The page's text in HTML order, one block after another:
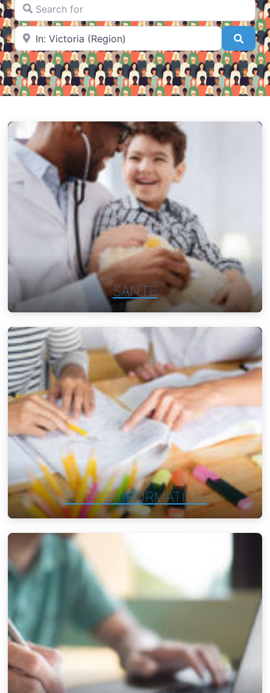
Near
SANTÉ
COURS / FORMATION